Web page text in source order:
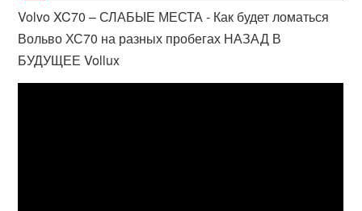
Volvo XC70 – СЛАБЫЕ МЕСТА - Как будет ломаться
Вольво ХС70 на разных пробегах НАЗАД В
БУДУЩЕЕ Vollux